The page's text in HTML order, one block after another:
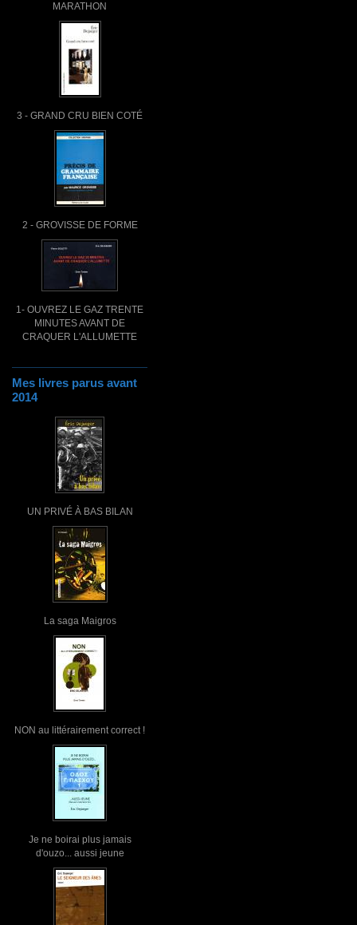
MARATHON
3 - GRAND CRU BIEN COTÉ
2 - GROVISSE DE FORME
1- OUVREZ LE GAZ TRENTE
MINUTES AVANT DE
CRAQUER L'ALLUMETTE
Mes livres parus avant
2014
UN PRIVÉ À BAS BILAN
La saga Maigros
NON au littérairement correct !
Je ne boirai plus jamais
d'ouzo... aussi jeune